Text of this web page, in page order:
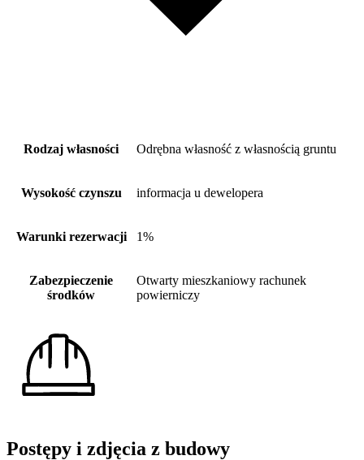
Rodzaj własności Odrębna własność z własnością gruntu
Wysokość czynszu informacja u dewelopera
Warunki rezerwacji 1%
Zabezpieczenie
środków
Otwarty mieszkaniowy rachunek
powierniczy
Postępy i zdjęcia z budowy